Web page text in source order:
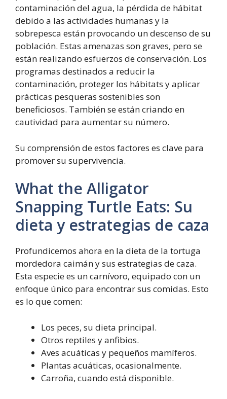
contaminación del agua, la pérdida de hábitat
debido a las actividades humanas y la
sobrepesca están provocando un descenso de su
población. Estas amenazas son graves, pero se
están realizando esfuerzos de conservación. Los
programas destinados a reducir la
contaminación, proteger los hábitats y aplicar
prácticas pesqueras sostenibles son
beneficiosos. También se están criando en
cautividad para aumentar su número.
Su comprensión de estos factores es clave para
promover su supervivencia.
What the Alligator
Snapping Turtle Eats: Su
dieta y estrategias de caza
Profundicemos ahora en la dieta de la tortuga
mordedora caimán y sus estrategias de caza.
Esta especie es un carnívoro, equipado con un
enfoque único para encontrar sus comidas. Esto
es lo que comen:
Los peces, su dieta principal.
Otros reptiles y anfibios.
Aves acuáticas y pequeños mamíferos.
Plantas acuáticas, ocasionalmente.
Carroña, cuando está disponible.